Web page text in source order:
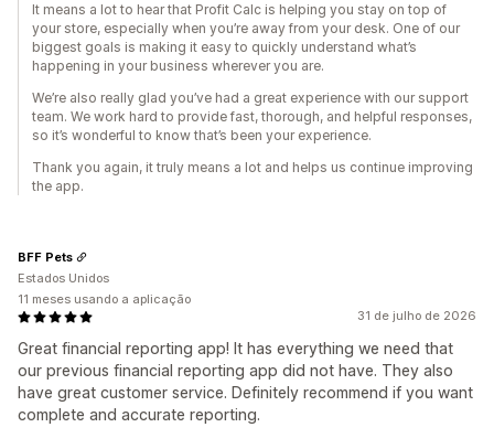
It means a lot to hear that Profit Calc is helping you stay on top of
your store, especially when you’re away from your desk. One of our
biggest goals is making it easy to quickly understand what’s
happening in your business wherever you are.
We’re also really glad you’ve had a great experience with our support
team. We work hard to provide fast, thorough, and helpful responses,
so it’s wonderful to know that’s been your experience.
Thank you again, it truly means a lot and helps us continue improving
the app.
31 de julho de 2026
Great financial reporting app! It has everything we need that
our previous financial reporting app did not have. They also
have great customer service. Definitely recommend if you want
complete and accurate reporting.
BFF Pets
Estados Unidos
11 meses usando a aplicação